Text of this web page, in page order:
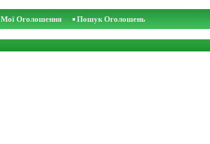
Мої Оголошення Пошук Оголошень